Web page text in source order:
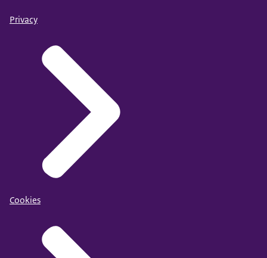
Privacy
Cookies